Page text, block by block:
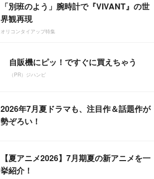
「別班のよう」腕時計で『VIVANT』の世
界観再現
オリコンタイアップ特集
自販機にピッ！ですぐに買えちゃう
（PR）ジハンピ
2026年7月夏ドラマも、注目作＆話題作が
勢ぞろい！
【夏アニメ2026】7月期夏の新アニメを一
挙紹介！